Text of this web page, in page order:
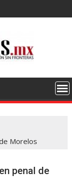
Morelos
penal de